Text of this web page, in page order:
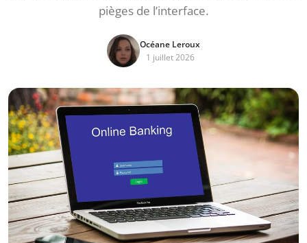
pièges de l’interface.
Océane Leroux
1 juillet 2026